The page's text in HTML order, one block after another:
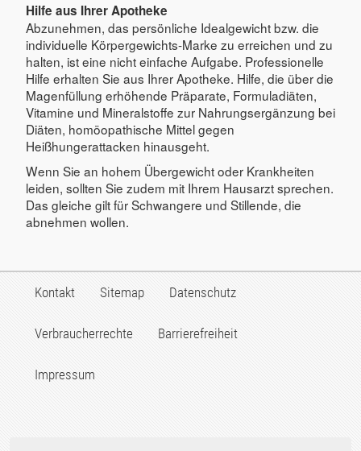
Hilfe aus Ihrer Apotheke
Abzunehmen, das persönliche Idealgewicht bzw. die
individuelle Körpergewichts-Marke zu erreichen und zu
halten, ist eine nicht einfache Aufgabe. Professionelle
Hilfe erhalten Sie aus Ihrer Apotheke. Hilfe, die über die
Magenfüllung erhöhende Präparate, Formuladiäten,
Vitamine und Mineralstoffe zur Nahrungsergänzung bei
Diäten, homöopathische Mittel gegen
Heißhungerattacken hinausgeht.
Wenn Sie an hohem Übergewicht oder Krankheiten
leiden, sollten Sie zudem mit Ihrem Hausarzt sprechen.
Das gleiche gilt für Schwangere und Stillende, die
abnehmen wollen.
Kontakt Sitemap Datenschutz
Verbraucherrechte Barrierefreiheit
Impressum